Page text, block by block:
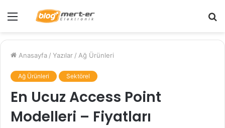
Menü
Anasayfa / Yazılar / Ağ Ürünleri
Ağ Ürünleri Sektörel
En Ucuz Access Point
Modelleri – Fiyatları